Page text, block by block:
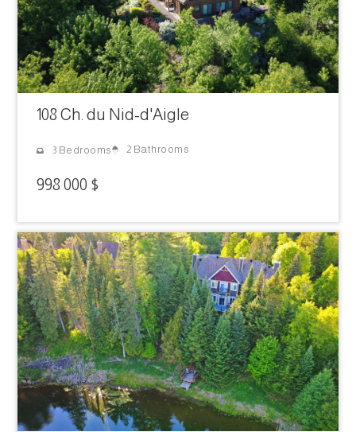
108 Ch. du Nid-d'Aigle
3 Bedrooms 2 Bathrooms
998 000 $